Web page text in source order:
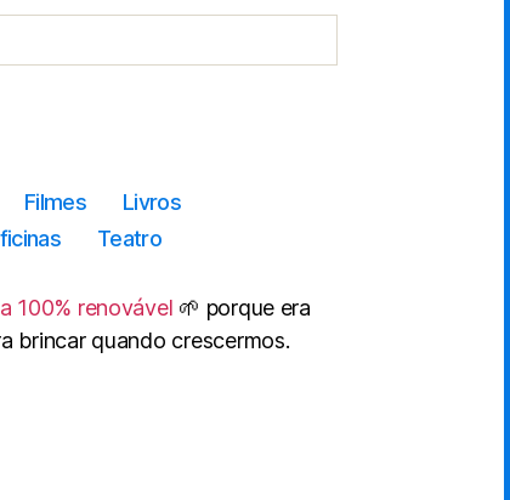
Filmes
Livros
Teatro
100% renovável 🌱 porque era
brincar quando crescermos.